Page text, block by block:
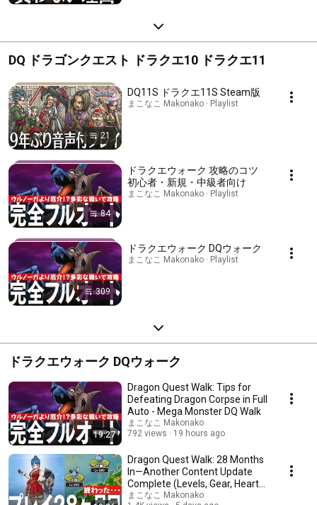
DQ ドラゴンクエスト ドラクエ10 ドラクエ11
21
DQ11S ドラクエ11S Steam版
まこなこ Makonako · Playlist
84
ドラクエウォーク 攻略のコツ
初心者・新規・中級者向け
まこなこ Makonako · Playlist
309
ドラクエウォーク DQウォーク
まこなこ Makonako · Playlist
ドラクエウォーク DQウォーク
19:27
Dragon Quest Walk: Tips for
Defeating Dragon Corpse in Full
Auto - Mega Monster DQ Walk
まこなこ Makonako
792 views
19 hours ago
Dragon Quest Walk: 28 Months
In—Another Content Update
Complete (Levels, Gear, Hearts,
Story Prog...
まこなこ Makonako